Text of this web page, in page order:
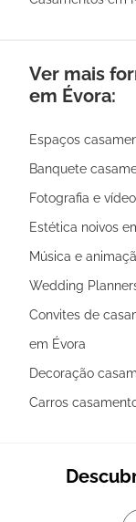
Ver mais
em Évora:
Espaços
Banquete
Fotografia e
Estética noivos
Música e
Wedding
Convites de
em Évora
Decoração
Carros